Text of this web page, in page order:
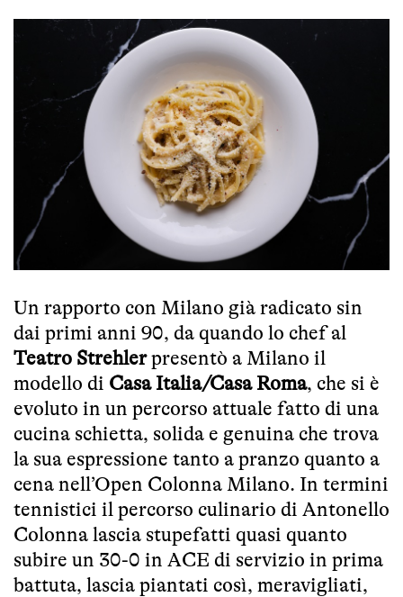
Un rapporto con Milano già radicato sin
dai primi anni 90, da quando lo chef al
Teatro Strehlerpresentò a Milano il
modello di Casa Italia/Casa Roma, che si è
evoluto in un percorso attuale fatto di una
cucina schietta, solida e genuina che trova
la sua espressione tanto a pranzo quanto a
cena nell’Open Colonna Milano. In termini
tennistici il percorso culinario di Antonello
Colonna lascia stupefatti quasi quanto
subire un 30-0 in ACE di servizio in prima
battuta, lascia piantati così, meravigliati,